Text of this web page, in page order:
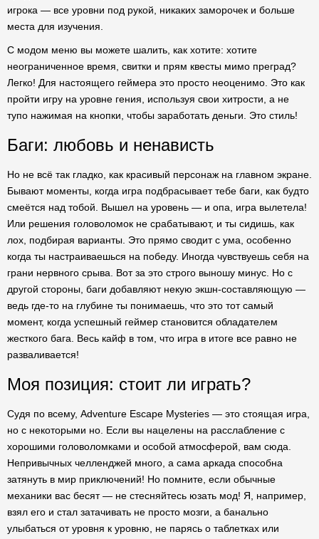
игрока — все уровни под рукой, никаких заморочек и больше
места для изучения.
С модом меню вы можете шалить, как хотите: хотите
неограниченное время, свитки и прям квесты мимо преград?
Легко! Для настоящего геймера это просто неоценимо. Это как
пройти игру на уровне гения, используя свои хитрости, а не
тупо нажимая на кнопки, чтобы заработать деньги. Это стиль!
Баги: любовь и ненависть
Но не всё так гладко, как красивый персонаж на главном экране.
Бывают моменты, когда игра подбрасывает тебе баги, как будто
смеётся над тобой. Вышел на уровень — и опа, игра вылетела!
Или решения головоломок не срабатывают, и ты сидишь, как
лох, подбирая варианты. Это прямо сводит с ума, особенно
когда ты настраиваешься на победу. Иногда чувствуешь себя на
грани нервного срыва. Вот за это строго выношу минус. Но с
другой стороны, баги добавляют некую экшн-составляющую —
ведь где-то на глубине ты понимаешь, что это тот самый
момент, когда успешный геймер становится обладателем
жесткого бага. Весь кайф в том, что игра в итоге все равно не
разваливается!
Моя позиция: стоит ли играть?
Судя по всему, Adventure Escape Mysteries — это стоящая игра,
но с некоторыми но. Если вы нацелены на расслабление с
хорошими головоломками и особой атмосферой, вам сюда.
Непривычных челленджей много, а сама аркада способна
затянуть в мир приключений! Но помните, если обычные
механики вас бесят — не стесняйтесь юзать мод! Я, например,
взял его и стал затачивать не просто мозги, а банально
улыбаться от уровня к уровню, не парясь о таблетках или